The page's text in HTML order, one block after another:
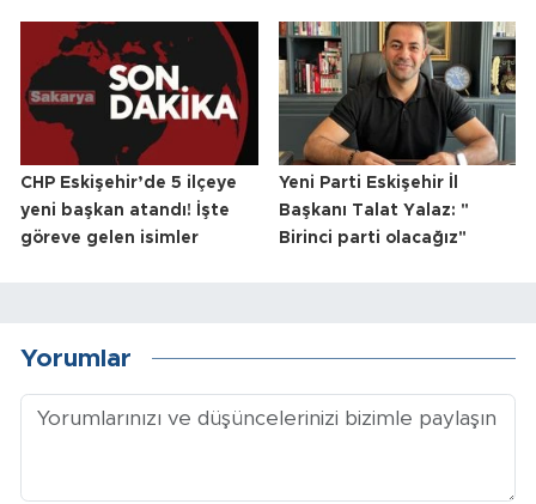
CHP Eskişehir’de 5 ilçeye
yeni başkan atandı! İşte
göreve gelen isimler
Yeni Parti Eskişehir İl
Başkanı Talat Yalaz: "
Birinci parti olacağız"
Yorumlar